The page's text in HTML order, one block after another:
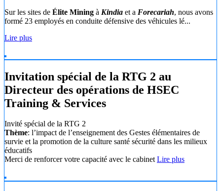
Sur les sites de Élite Mining à Kindia et a Forecariah, nous avons
formé 23 employés en conduite défensive des véhicules lé...
Lire plus
Invitation spécial de la RTG 2 au
Directeur des opérations de HSEC
Training & Services
Invité spécial de la RTG 2
Thème: l’impact de l’enseignement des Gestes élémentaires de
survie et la promotion de la culture santé sécurité dans les milieux
éducatifs
Merci de renforcer votre capacité avec le cabinetLire plus